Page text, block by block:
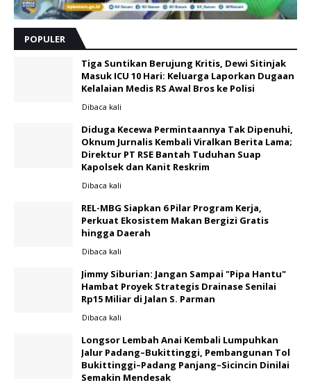
POPULER
Tiga Suntikan Berujung Kritis, Dewi Sitinjak
Masuk ICU 10 Hari: Keluarga Laporkan Dugaan
Kelalaian Medis RS Awal Bros ke Polisi ‎
Dibaca kali
Diduga Kecewa Permintaannya Tak Dipenuhi,
Oknum Jurnalis Kembali Viralkan Berita Lama;
Direktur PT RSE Bantah Tuduhan Suap
Kapolsek dan Kanit Reskrim
Dibaca kali
REL-MBG Siapkan 6 Pilar Program Kerja,
Perkuat Ekosistem Makan Bergizi Gratis
hingga Daerah
Dibaca kali
Jimmy Siburian: Jangan Sampai "Pipa Hantu"
Hambat Proyek Strategis Drainase Senilai
Rp15 Miliar di Jalan S. Parman
Dibaca kali
Longsor Lembah Anai Kembali Lumpuhkan
Jalur Padang–Bukittinggi, Pembangunan Tol
Bukittinggi–Padang Panjang–Sicincin Dinilai
Semakin Mendesak